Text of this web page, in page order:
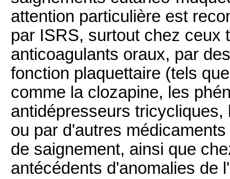
attention particulière est
par ISRS, surtout chez ceux
anticoagulants oraux, par
fonction plaquettaire (tels
comme la clozapine, les
antidépresseurs
ou par d'autres
de saignement, ainsi que
antécédents d'anomalies de